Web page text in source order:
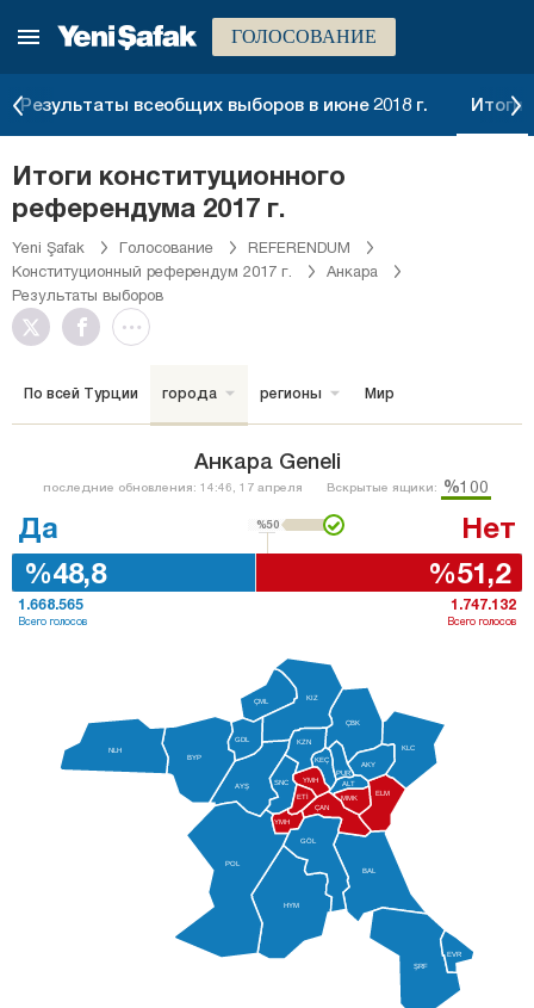
ГОЛОСОВАНИЕ
Результаты всеобщих выборов в июне 2018 г. Итоги
Итоги конституционного
референдума 2017 г.
Yeni Şafak Голосование
REFERENDUM
Конституционный референдум 2017 г.
Анкара
Результаты выборов
По всей Турции города регионы Мир
Анкара Geneli
последние обновления: 14:46, 17 апреля Вскрытые ящики: %100
%50
Да
%48,8
1.668.565
Всего голосов
Нет
%51,2
1.747.132
Всего голосов
ALT
AYŞ
BAL
BYP
ÇML
ÇAN
ÇBK
ELM
GDL
HYM
KLC
KIZ
NLH
POL
ŞRF
GÖL
KEÇ
MMK
SNC
YMH
YMH
KZN
AKY
ETİ
EVR
PUR